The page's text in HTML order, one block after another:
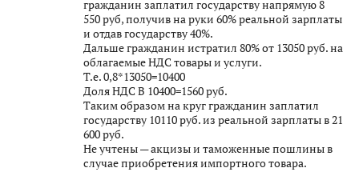
гражданин заплатил государству напрямую 8
550 руб, получив на руки 60% реальной зарплаты
и отдав государству 40%.
Дальше гражданин истратил 80% от 13050 руб. на
облагаемые НДС товары и услуги.
Т.е. 0,8*13050=10400
Доля НДС В 10400=1560 руб.
Таким образом на круг гражданин заплатил
государству 10110 руб. из реальной зарплаты в 21
600 руб.
Не учтены — акцизы и таможенные пошлины в
случае приобретения импортного товара.